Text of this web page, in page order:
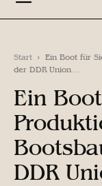
Start
Ein Boot für
der DDR Union...
Ein
DDR